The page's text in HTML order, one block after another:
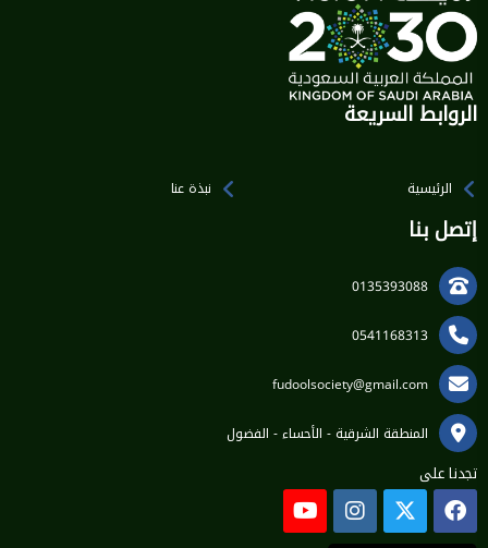
الروابط السريعة
الرئيسية نبذة عنا
إتصل بنا
0135393088
0541168313
fudoolsociety@gmail.com
المنطقة الشرقية - الأحساء - الفضول
تجدنا على